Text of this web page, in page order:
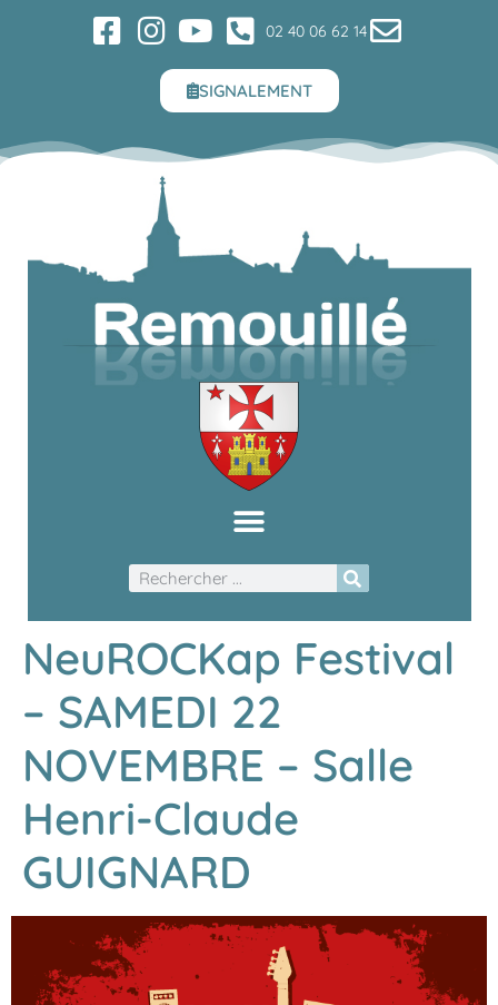
02 40 06 62 14
SIGNALEMENT
NeuROCKap Festival
– SAMEDI 22
NOVEMBRE – Salle
Henri-Claude
GUIGNARD